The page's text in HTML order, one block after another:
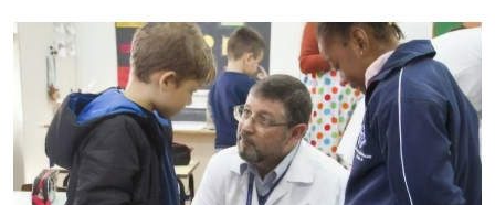
50 years of impact on the community